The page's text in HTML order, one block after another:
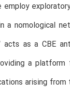
a nomological
as a CBE
a
arising from